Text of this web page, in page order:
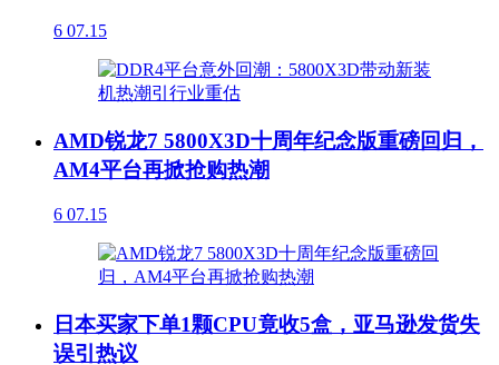
6 07.15
AMD锐龙7 5800X3D十周年纪念版重磅回归，
AM4平台再掀抢购热潮
6 07.15
日本买家下单1颗CPU竟收5盒，亚马逊发货失
误引热议